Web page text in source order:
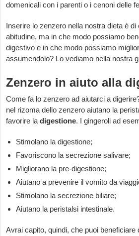
domenicali con i parenti o i cenoni delle
Inserire lo zenzero nella nostra dieta è di
abitudine, ma in che modo possiamo
digestivo e in che modo possiamo
assumendolo? Lo vediamo nella nostra
Zenzero in aiuto alla
Come fa lo zenzero ad aiutarci a
nel rizoma dello zenzero aiutano la
favorire ladigestione. I gingeroli ad
Stimolano la digestione;
Favoriscono la secrezione salivare;
Migliorano la pre-digestione;
Aiutano a prevenire il vomito da
Stimolano la secrezione biliare;
Aiutano la peristalsi intestinale.
Avrai capito, quindi, che puoi beneficiare